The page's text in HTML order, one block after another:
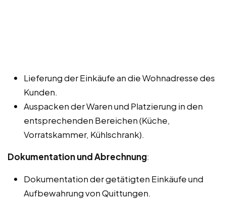
Lieferung der Einkäufe an die Wohnadresse des
Kunden.
Auspacken der Waren und Platzierung in den
entsprechenden Bereichen (Küche,
Vorratskammer, Kühlschrank).
Dokumentation und Abrechnung:
Dokumentation der getätigten Einkäufe und
Aufbewahrung von Quittungen.